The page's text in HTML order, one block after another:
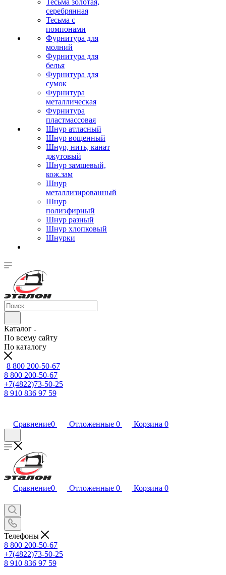
Тесьма золотая,
серебрянная
Тесьма с
помпонами
Фурнитура для
молний
Фурнитура для
белья
Фурнитура для
сумок
Фурнитура
металлическая
Фурнитура
пластмассовая
Шнур атласный
Шнур вощенный
Шнур, нить, канат
джутовый
Шнур замшевый,
кож.зам
Шнур
металлизированный
Шнур
полиэфирный
Шнур разный
Шнур хлопковый
Шнурки
Каталог
По всему сайту
По каталогу
8 800 200-50-67
8 800 200-50-67
+7(4822)73-50-25
8 910 836 97 59
Сравнение0 Отложенные 0 Корзина 0
Сравнение0 Отложенные 0 Корзина 0
Телефоны
8 800 200-50-67
+7(4822)73-50-25
8 910 836 97 59